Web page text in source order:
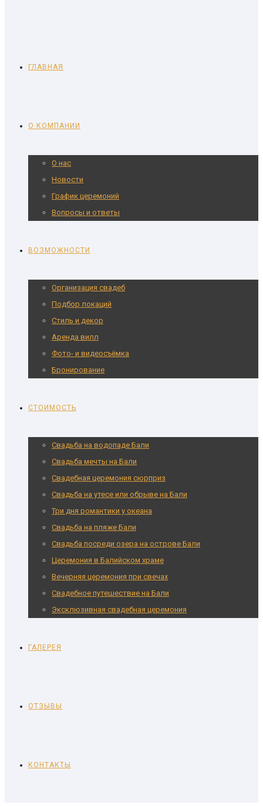
ГЛАВНАЯ
О КОМПАНИИ
О нас
Новости
График церемоний
Вопросы и ответы
ВОЗМОЖНОСТИ
Организация свадеб
Подбор локаций
Стиль и декор
Аренда вилл
Фото- и видеосъёмка
Бронирование
СТОИМОСТЬ
Свадьба на водопаде Бали
Свадьба мечты на Бали
Cвадебная церемония сюрприз
Свадьба на утесе или обрыве на Бали
Три дня романтики у океана
Свадьба на пляже Бали
Свадьба посреди озера на острове Бали
Церемония в Балийском храме
Вечерняя церемония при свечах
Свадебное путешествие на Бали
Эксклюзивная свадебная церемония
ГАЛЕРЕЯ
ОТЗЫВЫ
КОНТАКТЫ